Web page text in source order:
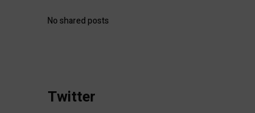
No shared posts
Twitter